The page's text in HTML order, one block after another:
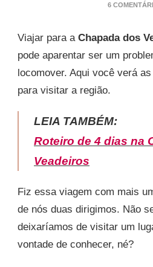
6
Viajar para a Chapada dos
pode aparentar ser um
locomover. Aqui você verá
para visitar a região.
LEIA TAMBÉM:
Roteiro de 4 dias na
Veadeiros
Fiz essa viagem com mais
de nós duas dirigimos. Não
deixaríamos de visitar um
vontade de conhecer, né?